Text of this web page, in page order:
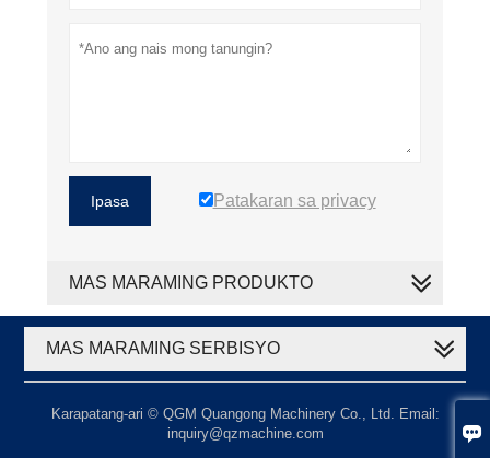

Ipasa Patakaran sa privacy
MAS MARAMING PRODUKTO
MAS MARAMING SERBISYO
Karapatang-ari © QGM Quangong Machinery Co., Ltd. Email:
inquiry@qzmachine.com